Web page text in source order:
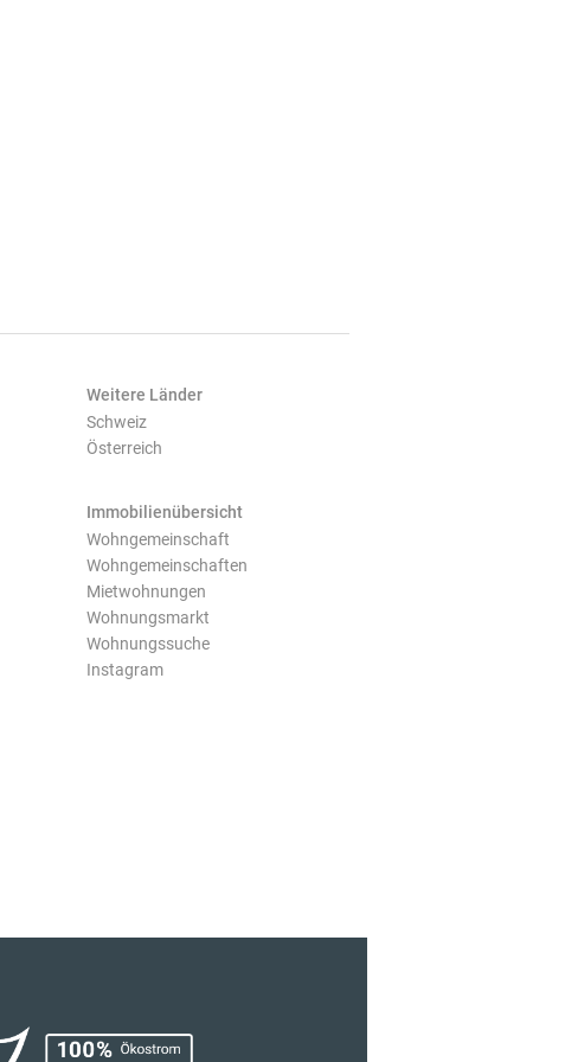
Weitere Länder
Schweiz
Österreich
Immobilienübersicht
Wohngemeinschaft
Wohngemeinschaften
Mietwohnungen
Wohnungsmarkt
Wohnungssuche
Instagram